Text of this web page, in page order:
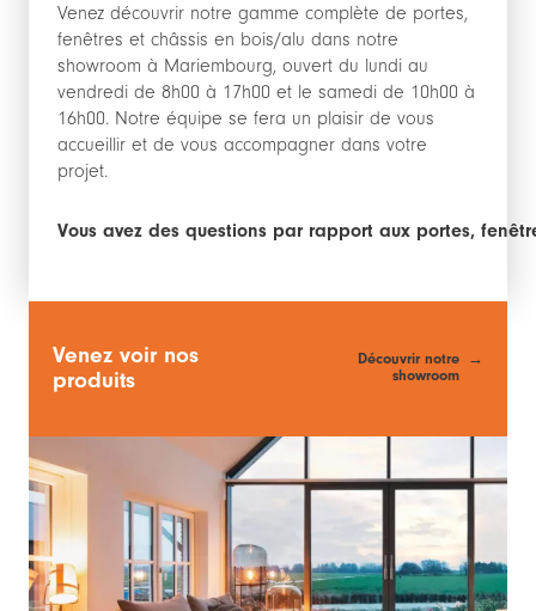
Venez découvrir notre gamme complète de portes,
fenêtres et châssis en bois/alu dans notre
showroom à Mariembourg, ouvert du lundi au
vendredi de 8h00 à 17h00 et le samedi de 10h00 à
16h00. Notre équipe se fera un plaisir de vous
accueillir et de vous accompagner dans votre
projet.
Vous avez des questions par rapport aux portes,
Venez voir nos
produits
Découvrir notre
showroom